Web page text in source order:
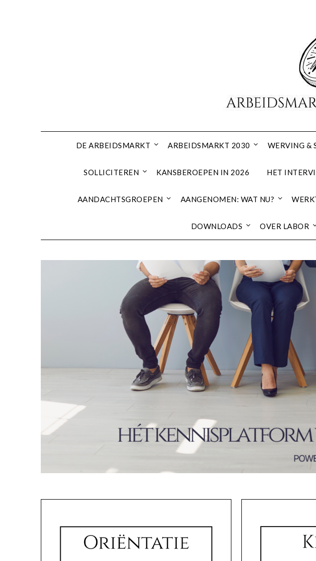
DE ARBEIDSMARKT ARBEIDSMARKT 2030 WERVING &
SOLLICITEREN KANSBEROEPEN IN 2026 HET
AANDACHTSGROEPEN AANGENOMEN: WAT NU?
DOWNLOADS OVER LABOR